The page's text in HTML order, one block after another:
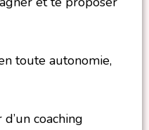
toute autonomie,
coaching